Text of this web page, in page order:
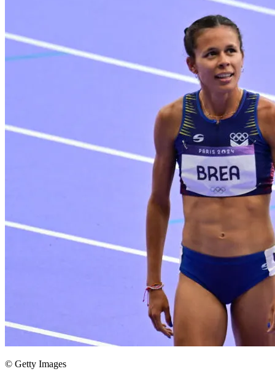
© Getty Images